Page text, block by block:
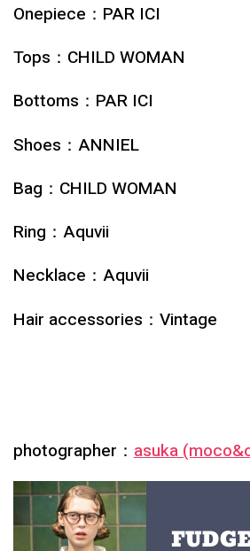
Onepiece：PAR ICI
Tops：CHILD WOMAN
Bottoms：PAR ICI
Shoes：ANNIEL
Bag：CHILD WOMAN
Ring：Aquvii
Necklace：Aquvii
Hair accessories：Vintage
photographer： asuka